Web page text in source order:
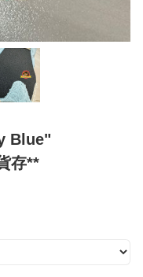
Blue"
存**